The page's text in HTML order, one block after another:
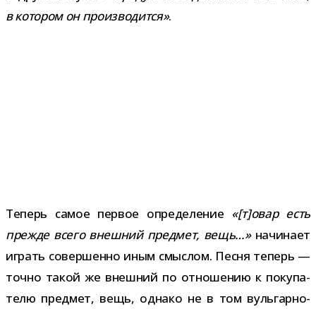
в кото­ром он про­из­во­дится».
Теперь самое пер­вое опре­де­ле­ние «[т]овар есть
прежде всего внеш­ний пред­мет, вещь…»начи­нает
играть совер­шенно иным смыс­лом. Песня теперь —
точно такой же внеш­ний по отно­ше­нию к поку­па­
телю пред­мет, вещь, однако не в том вульгарно-​